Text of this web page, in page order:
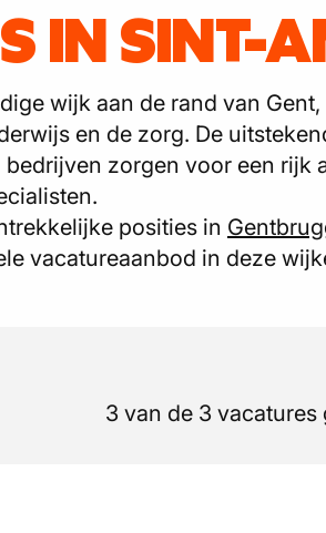
IN SINT-
wijk aan de rand van
en de zorg. De
zorgen voor een rijk
posities in
vacatureaanbod in deze
3 van de 3 vacatures